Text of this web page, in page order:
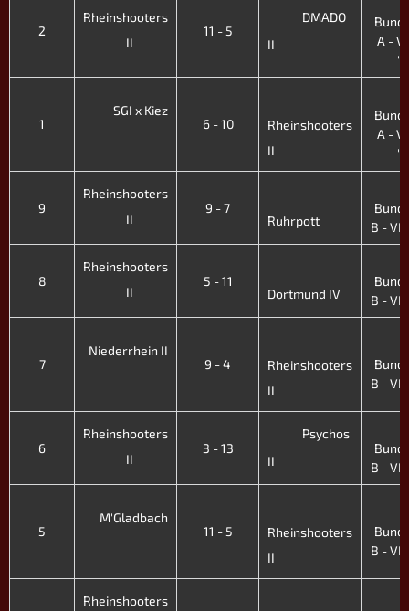
2
Rheinshooters
II
11 - 5
DMADO
II
A -
1
SGI x Kiez
6 - 10
Rheinshooters
II
A -
9
Rheinshooters
II
9 - 7
Ruhrpott
B -
8
Rheinshooters
II
5 - 11
Dortmund IV
B -
7
Niederrhein II
9 - 4
Rheinshooters
II
B -
6
Rheinshooters
II
3 - 13
Psychos
II
B -
5
M'Gladbach
11 - 5
Rheinshooters
II
B -
Rheinshooters